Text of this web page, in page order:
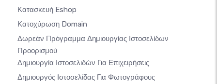
Κατασκευή Eshop
Κατοχύρωση Domain
Δωρεάν Πρόγραμμα Δημιουργίας Ιστοσελίδων
Προορισμού
Δημιουργία Ιστοσελιδών Για Επιχειρήσεις
Δημιουργός Ιστοσελίδας Για Φωτογράφους